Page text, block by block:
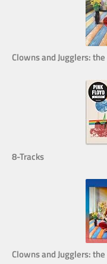
Clowns and Jugglers:
8-Tracks
Clowns and Jugglers: